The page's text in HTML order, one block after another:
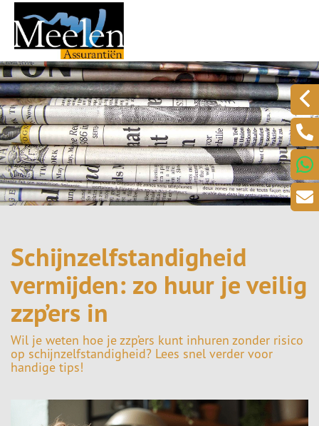
Schijnzelfstandigheid
vermijden: zo huur je veilig
zzp’ers in
Wil je weten hoe je zzp’ers kunt inhuren zonder risico
op schijnzelfstandigheid? Lees snel verder voor
handige tips!